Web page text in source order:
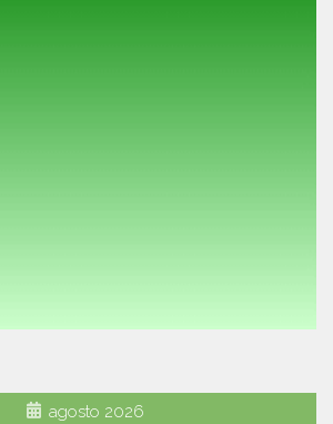
agosto 2026